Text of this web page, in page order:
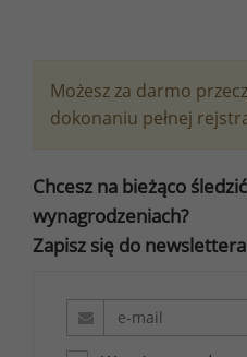
Możesz za darmo
dokonaniu pełnej
Chcesz na bieżąco
wynagrodzeniach?
Zapisz się do